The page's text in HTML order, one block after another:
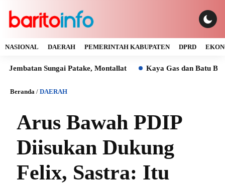
NASIONAL DAERAH PEMERINTAH KABUPATEN DPRD
Sungai Patake, Montallat Kaya Gas dan Batu Bara Malah
Beranda / DAERAH
Arus Bawah PDIP
Diisukan Dukung
Felix, Sastra: Itu